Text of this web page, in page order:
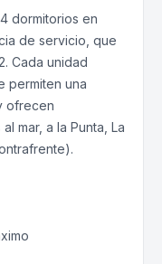
dormitorios en
de servicio, que
Cada unidad
permiten una
ofrecen
mar, a la Punta, La